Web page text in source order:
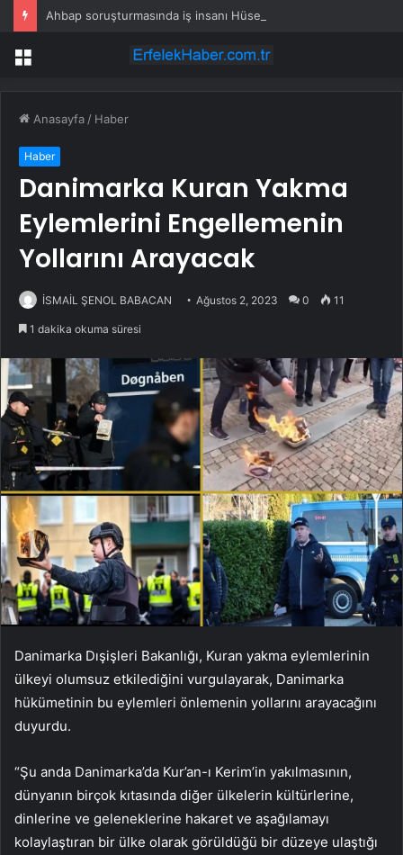
Menü
Anasayfa / Haber
Haber
Danimarka Kuran Yakma
Eylemlerini Engellemenin
Yollarını Arayacak
İSMAİL ŞENOL BABACAN Ağustos 2, 2023 0 11
1 dakika okuma süresi
Danimarka Dışişleri Bakanlığı, Kuran yakma eylemlerinin
ülkeyi olumsuz etkilediğini vurgulayarak, Danimarka
hükümetinin bu eylemleri önlemenin yollarını arayacağını
duyurdu.
“Şu anda Danimarka’da Kur’an-ı Kerim’in yakılmasının,
dünyanın birçok kıtasında diğer ülkelerin kültürlerine,
dinlerine ve geleneklerine hakaret ve aşağılamayı
kolaylaştıran bir ülke olarak görüldüğü bir düzeye ulaştığı